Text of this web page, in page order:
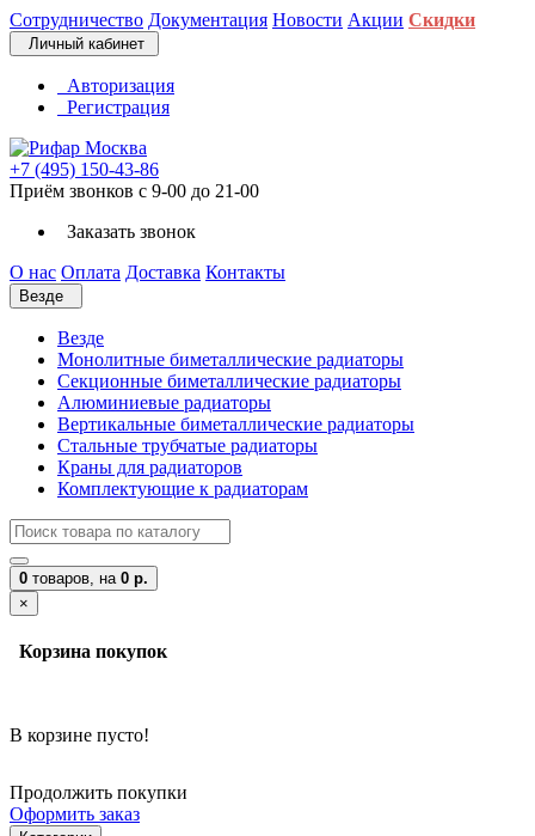
Сотрудничество Документация Новости Акции Скидки
Личный кабинет
Авторизация
Регистрация
+7 (495) 150-43-86
Приём звонков с 9-00 до 21-00
Заказать звонок
О нас Оплата Доставка Контакты
Везде
Везде
Монолитные биметаллические радиаторы
Секционные биметаллические радиаторы
Алюминиевые радиаторы
Вертикальные биметаллические радиаторы
Стальные трубчатые радиаторы
Краны для радиаторов
Комплектующие к радиаторам
0 товаров, на 0 р.
×
Корзина покупок
В корзине пусто!
Продолжить покупки
Оформить заказ